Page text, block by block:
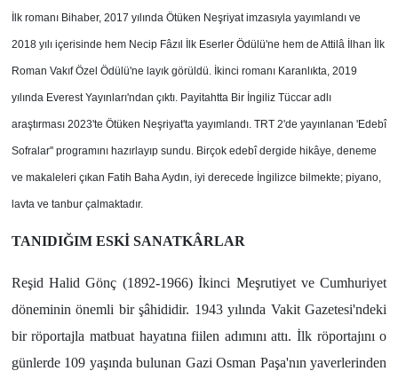
İlk romanı Bihaber, 2017 yılında Ötüken Neşriyat imzasıyla yayımlandı ve
2018 yılı içerisinde hem Necip Fâzıl İlk Eserler Ödülü'ne hem de Attilâ İlhan İlk
Roman Vakıf Özel Ödülü'ne layık görüldü. İkinci romanı Karanlıkta, 2019
yılında Everest Yayınları'ndan çıktı. Payitahtta Bir İngiliz Tüccar adlı
araştırması 2023'te Ötüken Neşriyat'ta yayımlandı. TRT 2'de yayınlanan 'Edebî
Sofralar'' programını hazırlayıp sundu. Birçok edebî dergide hikâye, deneme
ve makaleleri çıkan Fatih Baha Aydın, iyi derecede İngilizce bilmekte; piyano,
lavta ve tanbur çalmaktadır.
TANIDIĞIM ESKİ SANATKÂRLAR
Reşid Halid Gönç (1892-1966) İkinci Meşrutiyet ve Cumhuriyet
döneminin önemli bir şâhididir. 1943 yılında Vakit Gazetesi'ndeki
bir röportajla matbuat hayatına fiilen adımını attı. İlk röportajını o
günlerde 109 yaşında bulunan Gazi Osman Paşa'nın yaverlerinden